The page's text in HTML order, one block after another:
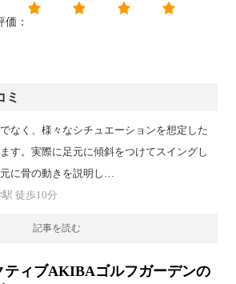
価：
ミ
なく、様々なシチュエーションを想定した
す。実際に足元に傾斜をつけてスイングし
に骨の動きを説明し…
徒歩10分
記事を読む
ティブAKIBAゴルフガーデンの